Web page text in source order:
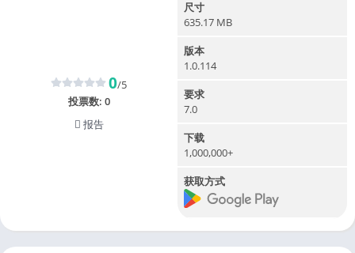
0/5
投票数: 0
报告
尺寸
635.17 MB
版本
1.0.114
要求
7.0
下载
1,000,000+
获取方式